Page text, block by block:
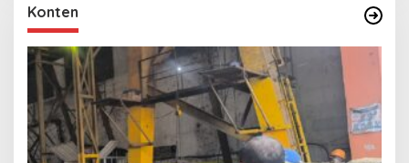
Konten